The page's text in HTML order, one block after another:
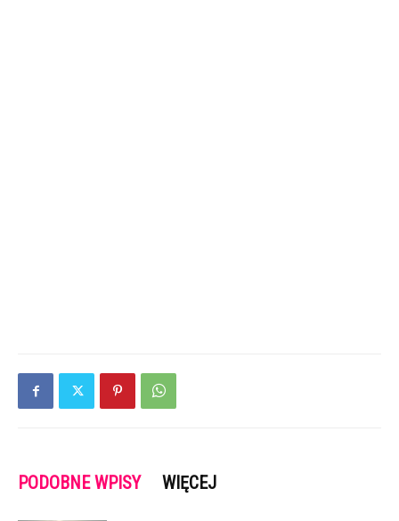
PODOBNE WPISY WIĘCEJ